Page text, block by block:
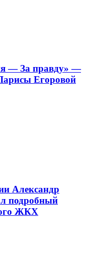
— За правду» —
Егоровой
Александр
подробный
ЖКХ